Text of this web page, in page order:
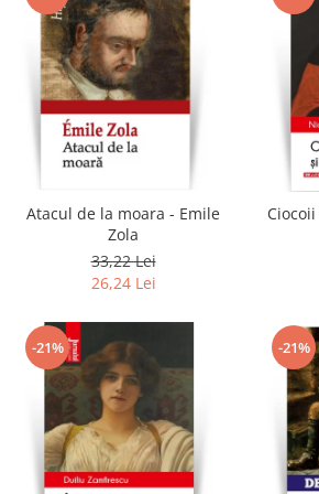
Atacul de la moara - Emile
Zola
33,22 Lei
26,24 Lei
-21% -21%